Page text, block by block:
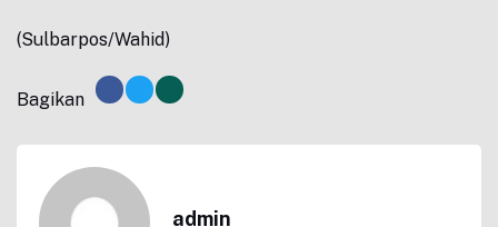
(Sulbarpos/Wahid)
Bagikan
admin